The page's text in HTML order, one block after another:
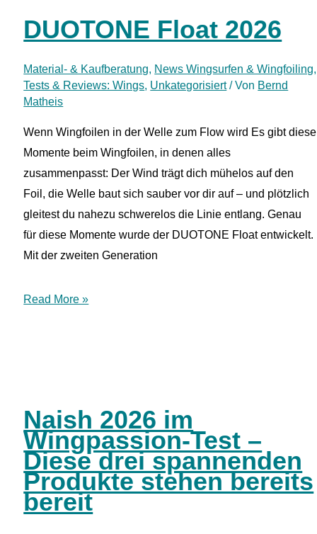
Glide
Wingfoiler?
DUOTONE Float 2026
Material- & Kaufberatung, News Wingsurfen & Wingfoiling,
Tests & Reviews: Wings, Unkategorisiert/ Von Bernd
Matheis
Wenn Wingfoilen in der Welle zum Flow wird Es gibt diese
Momente beim Wingfoilen, in denen alles
zusammenpasst: Der Wind trägt dich mühelos auf den
Foil, die Welle baut sich sauber vor dir auf – und plötzlich
gleitest du nahezu schwerelos die Linie entlang. Genau
für diese Momente wurde der DUOTONE Float entwickelt.
Mit der zweiten Generation
DUOTONE
Read More »
Naish 2026 im
Wingpassion-Test –
Diese drei spannenden
Produkte stehen bereits
bereit